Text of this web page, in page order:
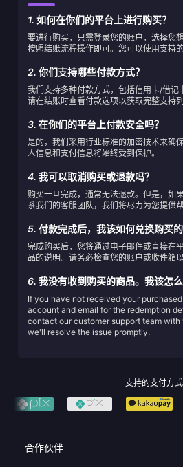
1. 如何在你们的平台上进行购买？
要进行购买，只需登录您的账户，选择您
按照结账流程操作即可。您可以使用支持
2. 你们支持哪些付款方式？
我们支持多种付款方式，包括信用卡/借记
请在结账时查看付款选项以获取完整支持列
3. 在你们的平台上付款安全吗？
是的，我们采用行业标准的加密技术来确
人信息和支付信息将始终受到保护。
4. 我可以取消购买或退款吗？
购买一旦完成，通常无法退款。但是，如
系我们的客服团队，我们将尽力为您提供帮
5. 付款完成后，我该如何兑换购买的
完成购买后，您将通过电子邮件或直接在
品的说明。请务必检查您的账户或收件箱
6. 我没有收到购买的商品。我该怎么
If you have not received your
account and email for the redemption
contact our customer support team with
we'll resolve the issue promptly.
支持的支付方式
合作伙伴